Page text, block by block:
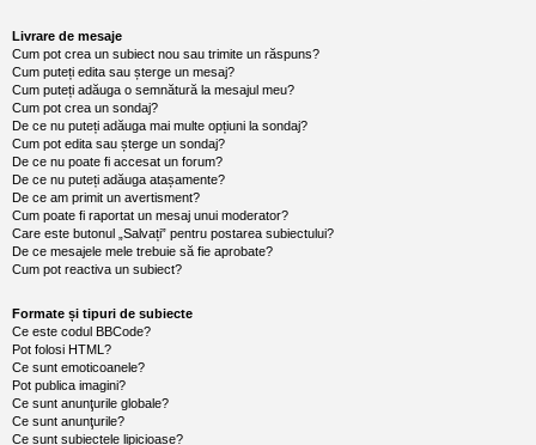
a
t
e
a
p
o
s
e
s
r
i
l
o
r
e
u
l
o
t
e
s
i
Livrare de mesaje
Cum pot crea un subiect nou sau trimite un răspuns?
Cum puteți edita sau șterge un mesaj?
Cum puteți adăuga o semnătură la mesajul meu?
Cum pot crea un sondaj?
De ce nu puteți adăuga mai multe opțiuni la sondaj?
Cum pot edita sau șterge un sondaj?
De ce nu poate fi accesat un forum?
De ce nu puteți adăuga atașamente?
De ce am primit un avertisment?
Cum poate fi raportat un mesaj unui moderator?
Care este butonul „Salvați” pentru postarea subiectului?
De ce mesajele mele trebuie să fie aprobate?
Cum pot reactiva un subiect?
Formate și tipuri de subiecte
Ce este codul BBCode?
Pot folosi HTML?
Ce sunt emoticoanele?
Pot publica imagini?
Ce sunt anunţurile globale?
Ce sunt anunţurile?
Ce sunt subiectele lipicioase?